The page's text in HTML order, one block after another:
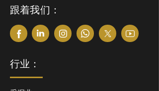
跟着我们：
行业：